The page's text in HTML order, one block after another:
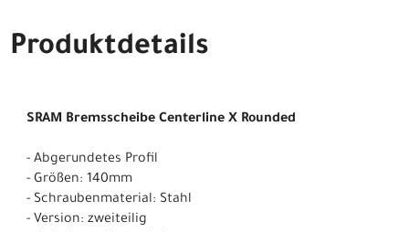
Produktdetails
SRAM Bremsscheibe Centerline X Rounded
- Abgerundetes Profil
- Größen: 140mm
- Schraubenmaterial: Stahl
- Version: zweiteilig